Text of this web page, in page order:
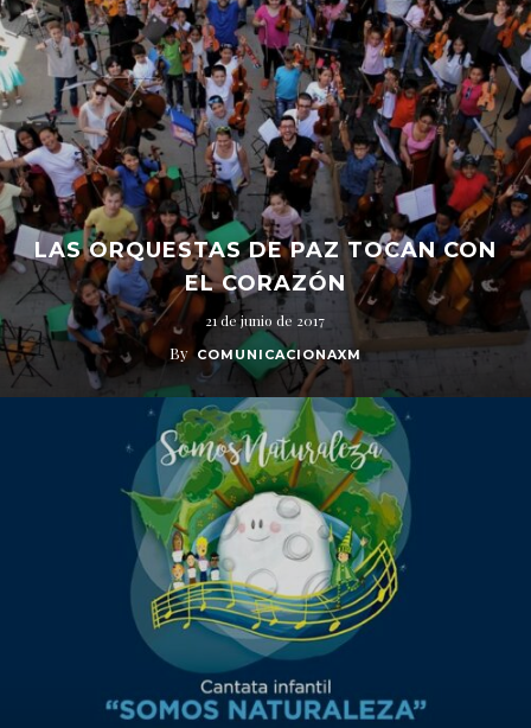
LAS ORQUESTAS DE PAZ TOCAN CON
EL CORAZÓN
21 de junio de 2017
By COMUNICACIONAXM